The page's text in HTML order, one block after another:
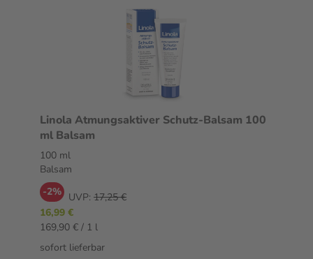
Linola Atmungsaktiver Schutz-Balsam 100
ml Balsam
100 ml
Balsam
-2% UVP: 17,25 €
16,99 €
169,90 € / 1 l
sofort lieferbar